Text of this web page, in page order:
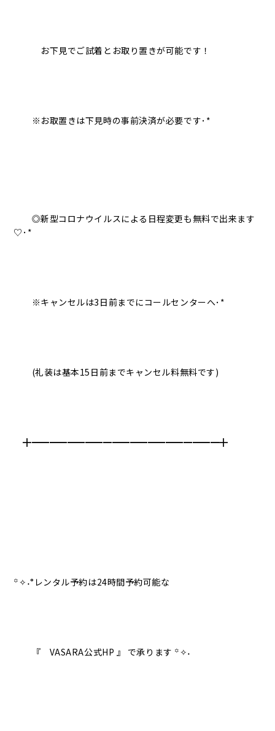
お下見でご試着とお取り置きが可能です！
※お取置きは下見時の事前決済が必要です･*
◎新型コロナウイルスによる日程変更も無料で出来ます
♡･*
※キャンセルは3日前までにコールセンターへ･*
(礼装は基本15日前までキャンセル料無料です)
╋━━━━━━━━━━━━━━━━━━━━━╋
꙳✧˖°レンタル予約は24時間予約可能な
『 VASARA公式HP 』 で承ります ꙳✧˖